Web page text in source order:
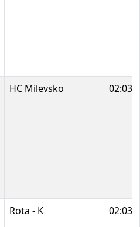
HC Milevsko
Rota - K